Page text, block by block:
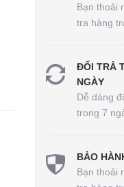
Bạn thoải
tra hàng
ĐỔI TRẢ
NGÀY
Dễ dàng
trong 7
BẢO
Bạn thoải